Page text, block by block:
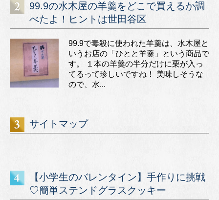
99.9の水木屋の羊羹をどこで買えるか調
べたよ！ヒントは世田谷区
99.9で毒殺に使われた羊羹は、水木屋と
いうお店の「ひとと羊羹」という商品で
す。 １本の羊羹の半分だけに栗が入っ
てるって珍しいですね！ 美味しそうな
ので、水...
サイトマップ
【小学生のバレンタイン】手作りに挑戦
♡簡単ステンドグラスクッキー